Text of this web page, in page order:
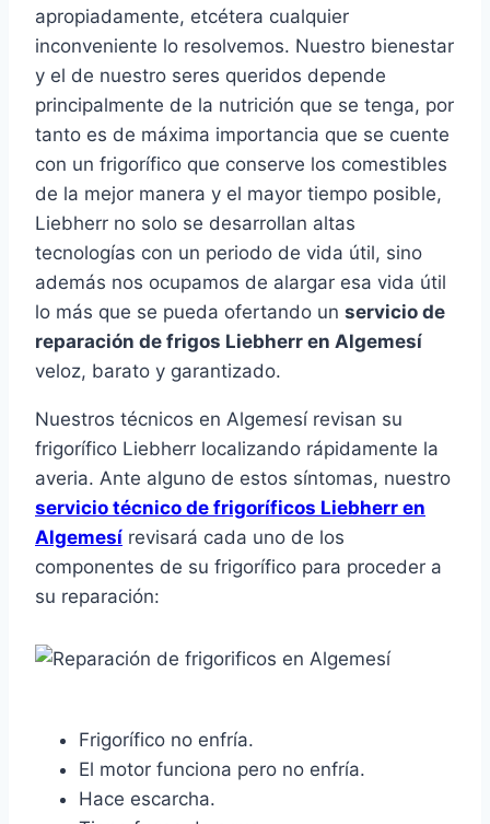
apropiadamente, etcétera cualquier
inconveniente lo resolvemos. Nuestro bienestar
y el de nuestro seres queridos depende
principalmente de la nutrición que se tenga, por
tanto es de máxima importancia que se cuente
con un frigorífico que conserve los comestibles
de la mejor manera y el mayor tiempo posible,
Liebherr no solo se desarrollan altas
tecnologías con un periodo de vida útil, sino
además nos ocupamos de alargar esa vida útil
lo más que se pueda ofertando un servicio de
reparación de frigos Liebherr en Algemesí
veloz, barato y garantizado.
Nuestros técnicos en Algemesí revisan su
frigorífico Liebherr localizando rápidamente la
averia. Ante alguno de estos síntomas, nuestro
servicio técnico de frigoríficos Liebherr en
Algemesí revisará cada uno de los
componentes de su frigorífico para proceder a
su reparación:
Frigorífico no enfría.
El motor funciona pero no enfría.
Hace escarcha.